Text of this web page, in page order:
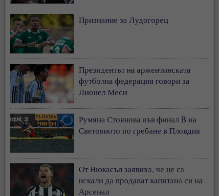
Признание за Лудогорец
Президентът на аржентинската
футболна федерация говори за
Лионел Меси
Румяна Стоянова във финал B на
Световното по гребане в Пловдив
От Нюкасъл заявиха, че не са
искали да продават капитана си на
Арсенал